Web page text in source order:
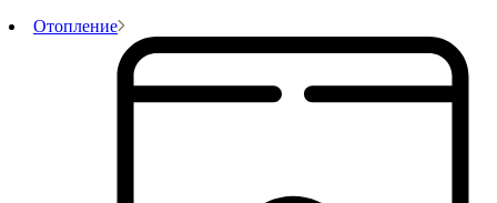
Отопление